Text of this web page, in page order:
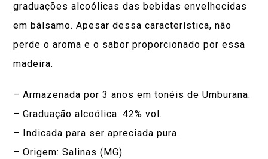
graduações alcoólicas das bebidas envelhecidas
em bálsamo. Apesar dessa característica, não
perde o aroma e o sabor proporcionado por essa
madeira.
– Armazenada por 3 anos em tonéis de Umburana.
– Graduação alcoólica: 42% vol.
– Indicada para ser apreciada pura.
– Origem: Salinas (MG)